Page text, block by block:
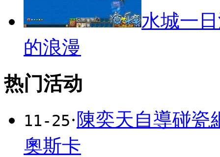
水城一
的浪漫
热门活动
11-25·陳奕天自導碰瓷
奧斯卡